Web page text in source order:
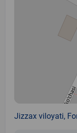
Jizzax viloyati,